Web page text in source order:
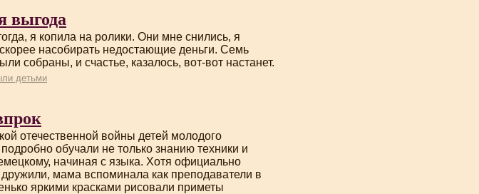
выгода
я копила на ролики. Они мне снились, я
насобирать недостающие деньги. Семь
собраны, и счастье, казалось, вот-вот настанет.
детьми
отечественной войны детей молодого
обучали не только знанию техники и
начиная с языка. Хотя официально
мама вспоминала как преподаватели в
яркими красками рисовали приметы